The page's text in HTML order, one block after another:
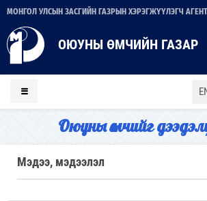
МОНГОЛ УЛСЫН ЗАСГИЙН ГАЗРЫН ХЭРЭГЖҮҮЛЭГЧ
ОЮУНЫ ӨМЧИЙН ГАЗАР
Оюуны өмчийг
Мэдээ, мэдээлэл